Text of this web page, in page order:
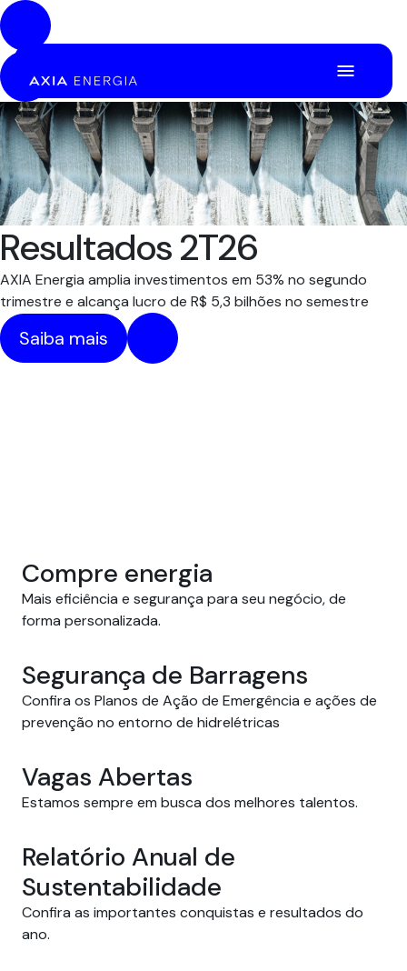
Pular para o Conteúdo principal
Resultados 2T26
AXIA Energia amplia investimentos em 53% no segundo
trimestre e alcança lucro de R$ 5,3 bilhões no semestre
Saiba mais
Compre energia
Mais eficiência e segurança para seu negócio, de
forma personalizada.
Segurança de Barragens
Confira os Planos de Ação de Emergência e ações de
prevenção no entorno de hidrelétricas
Vagas Abertas
Estamos sempre em busca dos melhores talentos.
Relatório Anual de
Sustentabilidade
Confira as importantes conquistas e resultados do
ano.